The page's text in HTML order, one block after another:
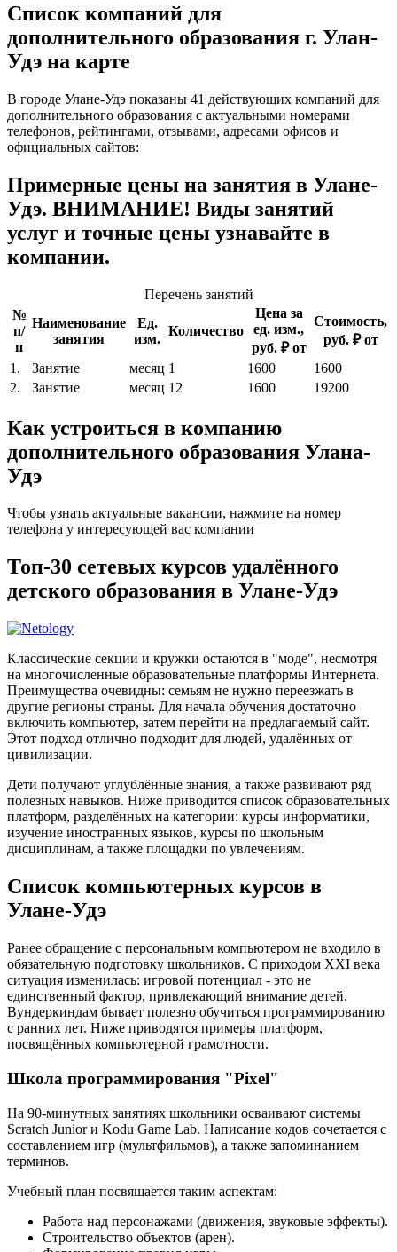
Список компаний для
дополнительного образования г. Улан-
Удэ на карте
В городе Улане-Удэ показаны 41 действующих компаний для
дополнительного образования с актуальными номерами
телефонов, рейтингами, отзывами, адресами офисов и
официальных сайтов:
Примерные цены на занятия в Улане-
Удэ. ВНИМАНИЕ! Виды занятий
услуг и точные цены узнавайте в
компании.
Перечень занятий
№
п/
п
Наименование
занятия
Ед.
изм.
Количество
Цена за
ед. изм.,
руб. ₽ от
Стоимость,
руб. ₽ от
1.
Занятие месяц 1 1600
1600
2.
Занятие месяц 12 1600 19200
Как устроиться в компанию
дополнительного образования Улана-
Удэ
Чтобы узнать актуальные вакансии, нажмите на номер
телефона у интересующей вас компании
Топ-30 сетевых курсов удалённого
детского образования в Улане-Удэ
Классические секции и кружки остаются в "моде", несмотря
на многочисленные образовательные платформы Интернета.
Преимущества очевидны: семьям не нужно переезжать в
другие регионы страны. Для начала обучения достаточно
включить компьютер, затем перейти на предлагаемый сайт.
Этот подход отлично подходит для людей, удалённых от
цивилизации.
Дети получают углублённые знания, а также развивают ряд
полезных навыков. Ниже приводится список образовательных
платформ, разделённых на категории: курсы информатики,
изучение иностранных языков, курсы по школьным
дисциплинам, а также площадки по увлечениям.
Список компьютерных курсов в
Улане-Удэ
Ранее обращение с персональным компьютером не входило в
обязательную подготовку школьников. С приходом XXI века
ситуация изменилась: игровой потенциал - это не
единственный фактор, привлекающий внимание детей.
Вундеркиндам бывает полезно обучиться программированию
с ранних лет. Ниже приводятся примеры платформ,
посвящённых компьютерной грамотности.
Школа программирования "Pixel"
На 90-минутных занятиях школьники осваивают системы
Scratch Junior и Kodu Game Lab. Написание кодов сочетается с
составлением игр (мультфильмов), а также запоминанием
терминов.
Учебный план посвящается таким аспектам:
Работа над персонажами (движения, звуковые эффекты).
Строительство объектов (арен).